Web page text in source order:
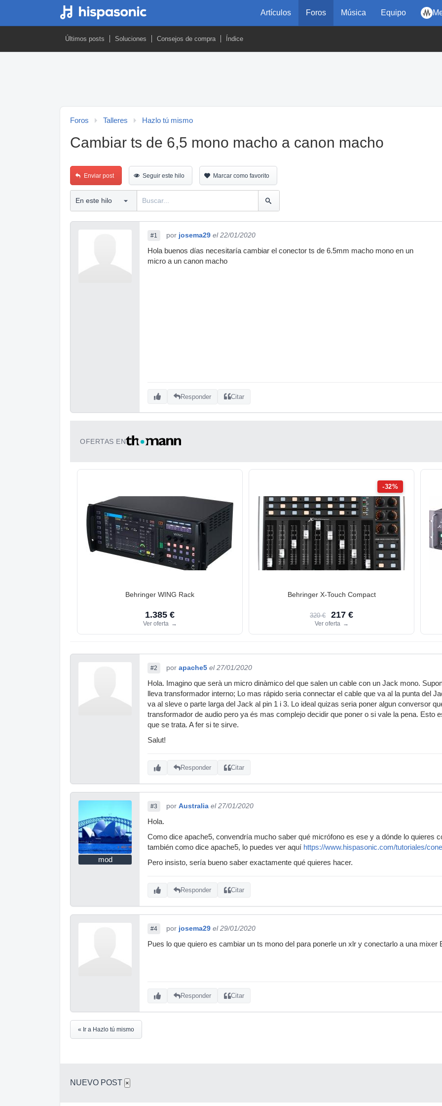
Artículos Foros Música Equipo
Últimos posts Soluciones Consejos de compra Índice
Foros Talleres Hazlo tú mismo
Cambiar ts de 6,5 mono macho a canon macho
Enviar post Seguir este hilo Marcar como favorito
#1 por josema29 el 22/01/2020
Hola buenos días necesitaría cambiar el conector ts de 6.5mm macho mono en un
micro a un canon macho
Responder Citar
OFERTAS EN
Behringer WING Rack
1.385 €
Ver oferta →
-32%
Behringer X-Touch Compact
320 € 217 €
Ver oferta →
#2 por apache5 el 27/01/2020
Hola. Imagino que serà un micro dinàmico del que salen un cable con un Jack mono.
lleva transformador interno; Lo mas rápido seria connectar el cable que va al la punta del
va al sleve o parte larga del Jack al pin 1 i 3. Lo ideal quizas seria poner algun conversor
transformador de audio pero ya és mas complejo decidir que poner o si vale la pena. Esto
que se trata. A fer si te sirve.
Salut!
Responder Citar
mod
#3 por Australia el 27/01/2020
Hola.
Como dice apache5, convendría mucho saber qué micrófono es ese y a dónde lo quieres
también como dice apache5, lo puedes ver aquí https://www.hispasonic.com/tutoriales/
Pero insisto, sería bueno saber exactamente qué quieres hacer.
Responder Citar
#4 por josema29 el 29/01/2020
Pues lo que quiero es cambiar un ts mono del para ponerle un xlr y conectarlo a una mixer
Responder Citar
« Ir a Hazlo tú mismo
NUEVO POST ×